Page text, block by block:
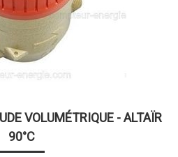
VOLUMÉTRIQUE - ALTAÏR
90°C